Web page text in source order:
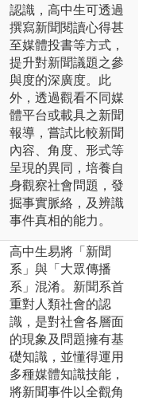
認識，高中生可透過
撰寫新聞閱讀心得甚
至媒體投書等方式，
提升對新聞議題之參
與度的深廣度。此
外，透過觀看不同媒
體平台或載具之新聞
報導，嘗試比較新聞
內容、角度、形式等
呈現的異同，培養自
身觀察社會問題，發
掘事實脈絡，及辨識
事件真相的能力。
高中生易將「新聞
系」與「大眾傳播
系」混淆。新聞系首
重對人類社會的認
識，是對社會各層面
的現象及問題擁有基
礎知識，並懂得運用
多種媒體知識技能，
將新聞事件以全觀角